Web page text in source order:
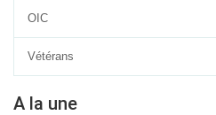
OIC
Vétérans
A la une